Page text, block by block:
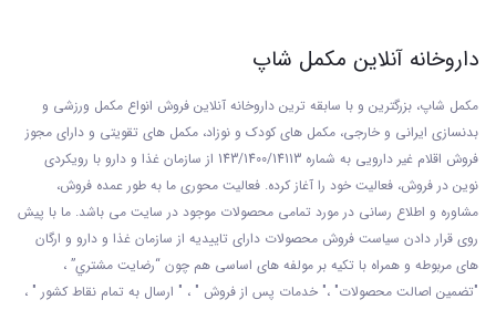
داروخانه آنلاین مکمل شاپ
مکمل شاپ، بزرگترین و با سابقه ترین داروخانه آنلاین فروش انواع مکمل ورزشی و
بدنسازی ایرانی و خارجی، مکمل های کودک و نوزاد، مکمل های تقویتی و دارای مجوز
فروش اقلام غیر دارویی به شماره 143/1400/14113 از
سازمان غذا و دارو با رويکردی
نوين در فروش، فعاليت خود را آغاز کرده. فعاليت محوری ما به طور عمده فروش،
مشاوره و اطلاع رسانی در مورد تمامی محصولات موجود در سایت می باشد. ما با پيش
روی قرار دادن سياست فروش محصولات دارای تاييديه از سازمان غذا و دارو و ارگان
های مربوطه و همراه با تکيه بر مولفه های اساسی هم چون “رضايت مشتري” ،
"تضمين اصالت محصولات" ،" خدمات پس از فروش " ، " ارسال به تمام نقاط کشور " ،